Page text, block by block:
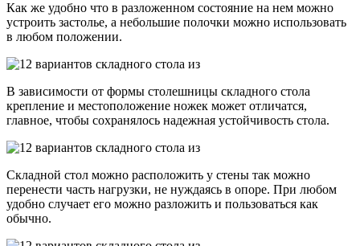
Как же удобно что в разложенном состояние на нем можно
устроить застолье, а небольшие полочки можно использовать
в любом положении.
В зависимости от формы столешницы складного стола
крепление и местоположение ножек может отличатся,
главное, чтобы сохранялось надежная устойчивость стола.
Складной стол можно расположить у стены так можно
перенести часть нагрузки, не нуждаясь в опоре. При любом
удобно случает его можно разложить и пользоваться как
обычно.